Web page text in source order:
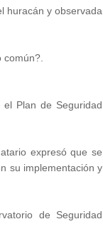
huracán y observada
Plan de Seguridad
expresó que se
su implementación y
de Seguridad